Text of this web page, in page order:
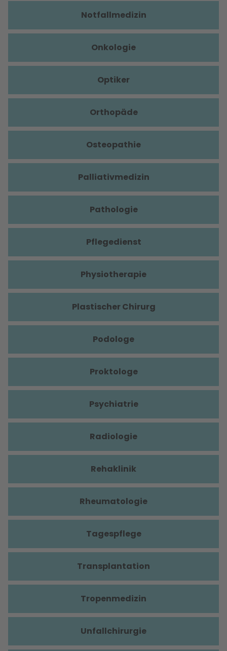
Notfallmedizin
Onkologie
Optiker
Orthopäde
Osteopathie
Palliativmedizin
Pathologie
Pflegedienst
Physiotherapie
Plastischer Chirurg
Podologe
Proktologe
Psychiatrie
Radiologie
Rehaklinik
Rheumatologie
Tagespflege
Transplantation
Tropenmedizin
Unfallchirurgie